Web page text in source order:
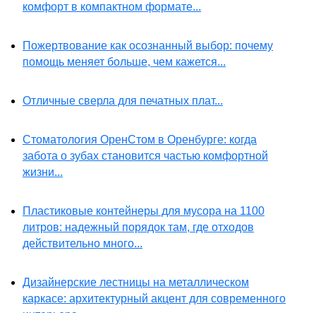
комфорт в компактном формате...
Пожертвование как осознанный выбор: почему
помощь меняет больше, чем кажется...
Отличные сверла для печатных плат...
Стоматология ОренСтом в Оренбурге: когда
забота о зубах становится частью комфортной
жизни...
Пластиковые контейнеры для мусора на 1100
литров: надежный порядок там, где отходов
действительно много...
Дизайнерские лестницы на металлическом
каркасе: архитектурный акцент для современного